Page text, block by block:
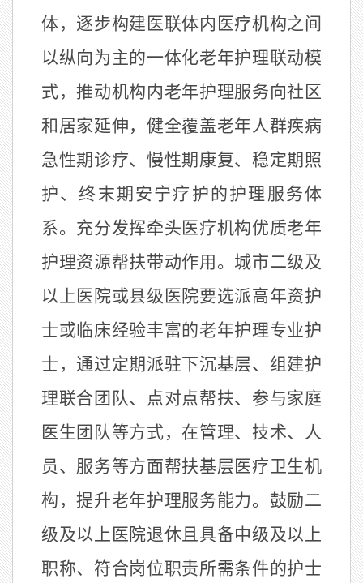
体，逐步构建医联体内医疗机构之间
以纵向为主的一体化老年护理联动模
式，推动机构内老年护理服务向社区
和居家延伸，健全覆盖老年人群疾病
急性期诊疗、慢性期康复、稳定期照
护、终末期安宁疗护的护理服务体
系。充分发挥牵头医疗机构优质老年
护理资源帮扶带动作用。城市二级及
以上医院或县级医院要选派高年资护
士或临床经验丰富的老年护理专业护
士，通过定期派驻下沉基层、组建护
理联合团队、点对点帮扶、参与家庭
医生团队等方式，在管理、技术、人
员、服务等方面帮扶基层医疗卫生机
构，提升老年护理服务能力。鼓励二
级及以上医院退休且具备中级及以上
职称、符合岗位职责所需条件的护士